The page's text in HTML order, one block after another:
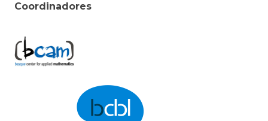
Coordinadores